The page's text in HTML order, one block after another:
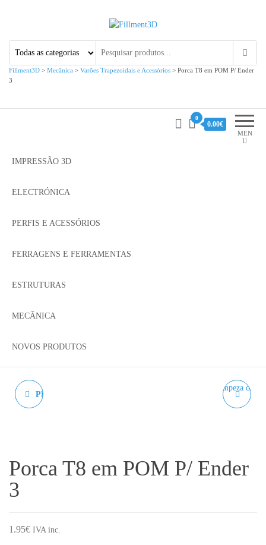
Fillment3D
Fillment3D > Mecânica > Varões Trapezoidais e Acessórios > Porca T8 em POM P/ Ender
3
MEN
U
0
0.00€
IMPRESSÃO 3D
ELECTRÓNICA
PERFIS E ACESSÓRIOS
FERRAGENS E FERRAMENTAS
ESTRUTURAS
MECÂNICA
NOVOS PRODUTOS
PEÇAS IMPRESSAS EM
Porca T8 em POM P/ Ender
3
1.95€ IVA inc.